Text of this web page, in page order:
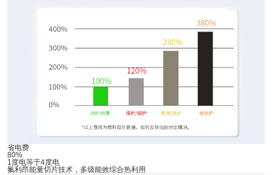
省电费
80%
1度电等于4度电
氟利昂能量切片技术，多级能效综合热利用